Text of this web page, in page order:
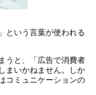
という言葉が使われる
うと、「広告で消費者
まいかねません。しか
コミュニケーションの